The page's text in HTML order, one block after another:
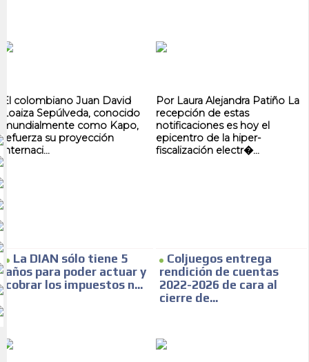
El colombiano Juan David
Loaiza Sepúlveda, conocido
mundialmente como Kapo,
refuerza su proyección
internaci...
Por Laura Alejandra Patiño La
recepción de estas
notificaciones es hoy el
epicentro de la hiper-
fiscalización electr�...
La DIAN sólo tiene 5
años para poder actuar y
cobrar los impuestos n...
Coljuegos entrega
rendición de cuentas
2022-2026 de cara al
cierre de...